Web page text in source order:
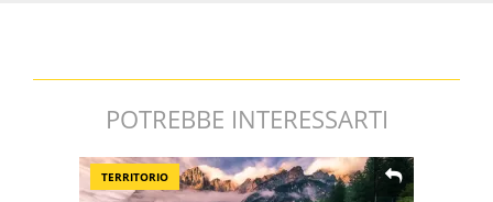
POTREBBE INTERESSARTI
TERRITORIO